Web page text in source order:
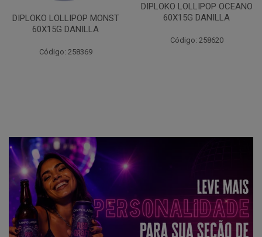
DIPLOKO LOLLIPOP MONST
60X15G DANILLA
Código: 258369
DIPLOKO LOLLIPOP OCEANO
60X15G DANILLA
Código: 258620